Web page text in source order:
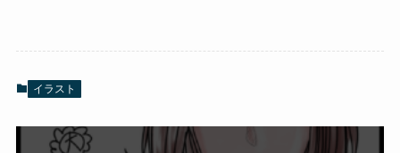
イラスト